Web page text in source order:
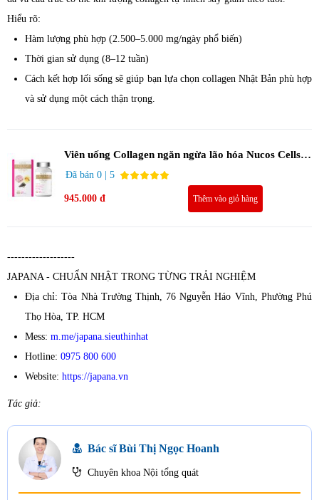
Hiểu rõ:
Hàm lượng phù hợp (2.500–5.000 mg/ngày phổ biến)
Thời gian sử dụng (8–12 tuần)
Cách kết hợp lối sống sẽ giúp bạn lựa chọn collagen Nhật Bản phù hợp
và sử dụng một cách thận trọng.
Viên uống Collagen ngăn ngừa lão hóa Nucos Cells-
up Collagen 250mg 180 viên - Date 10/2026
Đã bán 0 | 5
945.000 đ Thêm vào giỏ hàng
-------------------
JAPANA - CHUẨN NHẬT TRONG TỪNG TRẢI NGHIỆM
Địa chỉ: Tòa Nhà Trường Thịnh, 76 Nguyễn Háo Vĩnh, Phường Phú
Thọ Hòa, TP. HCM
Mess: m.me/japana.sieuthinhat
Hotline: 0975 800 600
Website: https://japana.vn
Tác giả:
Bác sĩ Bùi Thị Ngọc Hoanh
Chuyên khoa Nội tổng quát